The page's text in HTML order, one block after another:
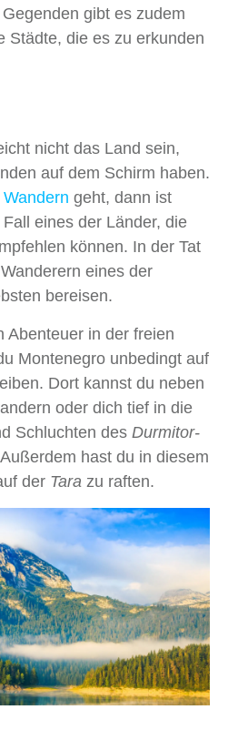
gibt es zudem
Städte, die es zu erkunden
nicht das Land sein,
auf dem Schirm haben.
Wandern geht, dann ist
eines der Länder, die
können. In der Tat
eines der
bereisen.
Abenteuer in der freien
Montenegro unbedingt auf
Dort kannst du neben
oder dich tief in die
Schluchten des Durmitor-
hast du in diesem
der Tara zu raften.